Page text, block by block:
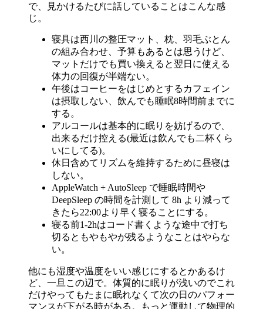
で、見かけるたびに話していることはこんな感
じ。
寝具は西川の整圧マット、枕、羽毛ぶとん
の組み合わせ、予算もあるとは思うけど、
マットだけでも買い換えると翌日に使える
体力の回復が半端ない。
午後はコーヒーをはじめとするカフェイン
は摂取しない、飲んでも睡眠8時間前までに
する。
アルコールは基本的に眠りを妨げるので、
出来るだけ控える(最近は飲んでも二杯くら
いにしてる)。
休日含めてリズムを維持するために昼寝は
しない。
AppleWatch + AutoSleep で睡眠時間や
DeepSleep の時間を計測して 8h より減って
きたら22:00より早く寝ることにする。
寝る前1-2hはコード書くような途中で打ち
切るともやもやが残るようなことはやらな
い。
他にも湿度や温度をいい感じにするとかあるけ
ど、一旦この辺で。体質的に眠りが浅いのでこれ
だけやってもたまに眠れなくて次の日のパフォー
マンスが下がる時がある。もっと運動して物理的